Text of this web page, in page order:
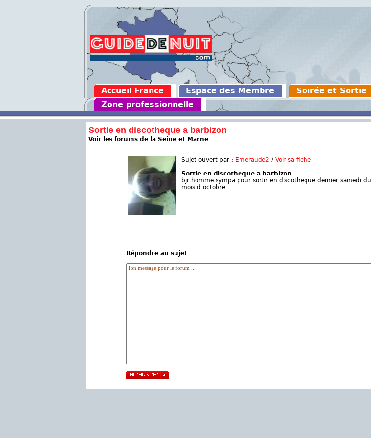
Accueil France Espace des Membre Soirée et Sortie
Zone professionnelle
Sortie en discotheque a barbizon
Voir les forums de la Seine et Marne
Sujet ouvert par : Emeraude2 / Voir sa fiche
Sortie en discotheque a barbizon
bjr homme sympa pour sortir en discotheque dernier samedi du
mois d octobre
Répondre au sujet